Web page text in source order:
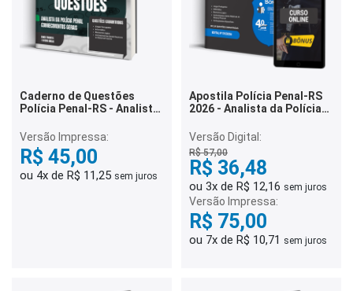
Caderno de Questões
Polícia Penal-RS - Analista
Conhecimentos Gerais -
500 Questões Gabaritadas
Versão Impressa:
R$ 45,00
ou 4x de R$ 11,25 sem juros
Apostila Polícia Penal-RS
2026 - Analista da Polícia
Versão Digital:
R$ 57,00
R$ 36,48
ou 3x de R$ 12,16 sem juros
Versão Impressa:
R$ 75,00
ou 7x de R$ 10,71 sem juros